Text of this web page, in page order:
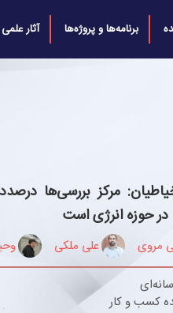
برنامه‌ها و پروژه‌ها آثار علمی
مرکز بررسی‌ها
در حوزه انرژی است
مروی علی ملکی
کسب و کار